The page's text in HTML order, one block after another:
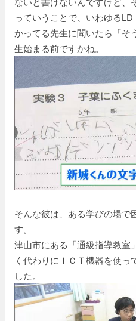
っていうことで、いわゆる
かってる先生に聞いたら「そ
生始まる前ですかね。
そんな彼は、ある学びの場で
す。
津山市にある「通級指導教室
く代わりにＩＣＴ機器を使
した。